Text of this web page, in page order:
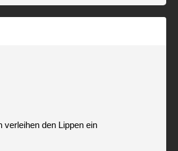
den Lippen ein